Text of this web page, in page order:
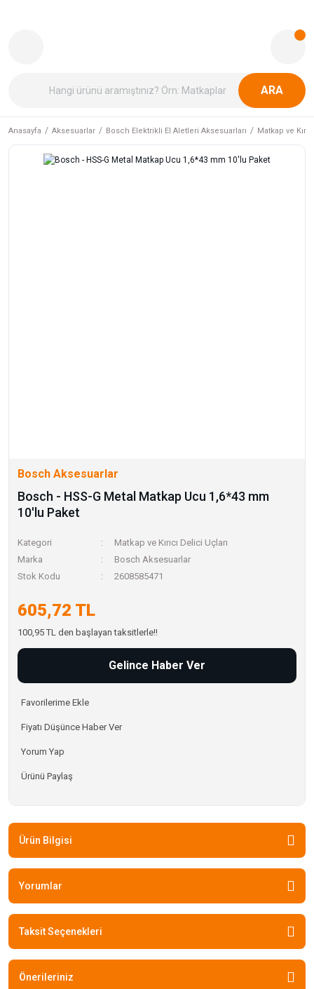
ARA
Anasayfa Aksesuarlar Bosch Elektrikli El Aletleri Aksesuarları Matkap ve
Bosch Aksesuarlar
Bosch - HSS-G Metal Matkap Ucu 1,6*43 mm
10'lu Paket
Kategori
Matkap ve Kırıcı Delici Uçları
Marka
Bosch Aksesuarlar
Stok Kodu
2608585471
605,72 TL
100,95 TL den başlayan taksitlerle!!
Gelince Haber Ver
Fiyatı Düşünce Haber Ver
Yorum Yap
Ürünü Paylaş
Ürün Bilgisi
Yorumlar
Taksit Seçenekleri
Önerileriniz